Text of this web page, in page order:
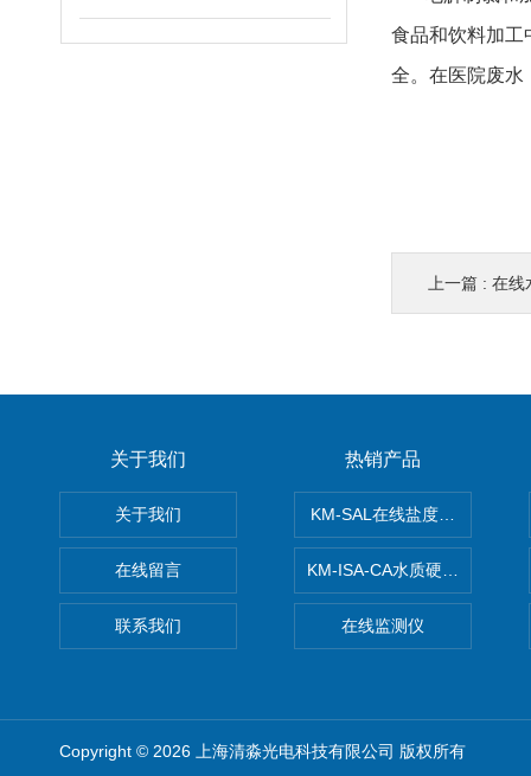
食品和饮料加工
全。在医院废水
上一篇 : 在线
关于我们
关于我们
在线留言
联系我们
热销产品
KM-SAL在线盐度监测仪
KM-ISA-CA水质硬度监测仪
在线监测仪
Copyright © 2026 上海清淼光电科技有限公司 版权所有